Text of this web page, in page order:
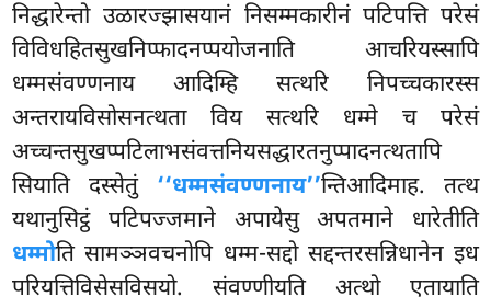
निद्धारेन्तो उळारज्झासयानं निसम्मकारीनं पटिपत्ति परेसं
विविधहितसुखनिप्फादनप्पयोजनाति आचरियस्सापि
धम्मसंवण्णनाय आदिम्हि सत्थरि निपच्चकारस्स
अन्तरायविसोसनत्थता विय सत्थरि धम्मे च परेसं
अच्चन्तसुखप्पटिलाभसंवत्तनियसद्धारतनुप्पादनत्थतापि
सियाति दस्सेतुं ‘‘धम्मसंवण्णनाय’’न्तिआदिमाह. तत्थ
यथानुसिट्ठं पटिपज्जमाने अपायेसु अपतमाने धारेतीति
धम्मोति सामञ्ञवचनोपि धम्म-सद्दो सद्दन्तरसन्निधानेन इध
परियत्तिविसेसविसयो. संवण्णीयति अत्थो एतायाति